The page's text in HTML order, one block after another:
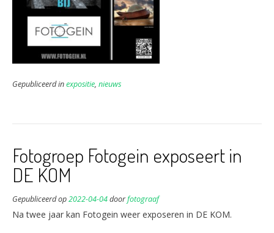
Gepubliceerd inexpositie, nieuws
Fotogroep Fotogein exposeert in
DE KOM
Gepubliceerd op2022-04-04doorfotograaf
Na twee jaar kan Fotogein weer exposeren in DE KOM.